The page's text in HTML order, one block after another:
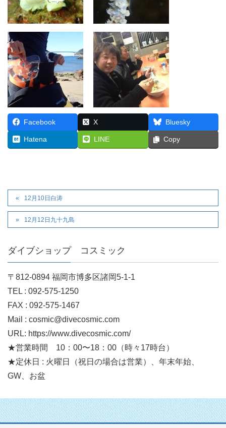
Facebook X Bluesky
Hatena LINE Copy
12月10日白涛
12月12日九十九島
ダイブショップ コスミック
〒812-0894 福岡市博多区諸岡5-1-1
TEL : 092-575-1250
FAX : 092-575-1467
Mail : cosmic@divecosmic.com
URL: https://www.divecosmic.com/
★営業時間 10：00〜18：00（時々17時台）
★定休日 : 火曜日（祝日の場合は営業）、年末年始、
GW、お盆